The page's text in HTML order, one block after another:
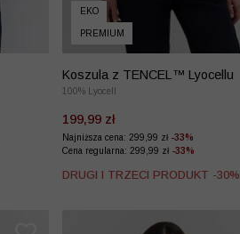
EKO
PREMIUM
Koszula z TENCEL™ Lyocellu
100% Lyocell
199,99 zł
Najniższa cena: 299,99 zł -33%
Cena regularna: 299,99 zł -33%
DRUGI I TRZECI PRODUKT -30%